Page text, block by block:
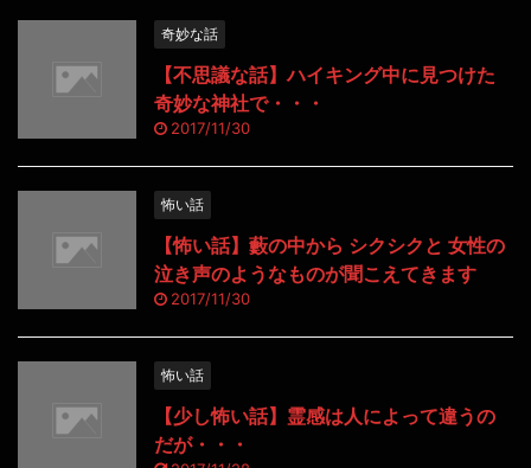
奇妙な話
【不思議な話】ハイキング中に見つけた
奇妙な神社で・・・
2017/11/30
怖い話
【怖い話】藪の中から シクシクと 女性の
泣き声のようなものが聞こえてきます
2017/11/30
怖い話
【少し怖い話】霊感は人によって違うの
だが・・・